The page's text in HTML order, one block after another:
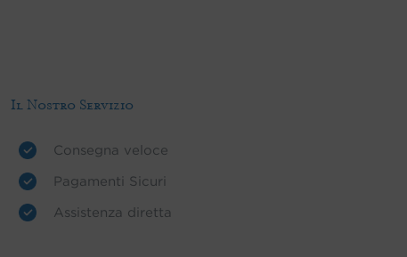
Il Nostro Servizio
Consegna veloce
Pagamenti Sicuri
Assistenza diretta